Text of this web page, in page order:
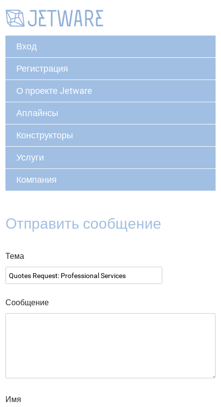
Вход
Регистрация
О проекте Jetware
Аплайнсы
Конструкторы
Услуги
Компания
Отправить сообщение
Тема
Сообщение
Имя